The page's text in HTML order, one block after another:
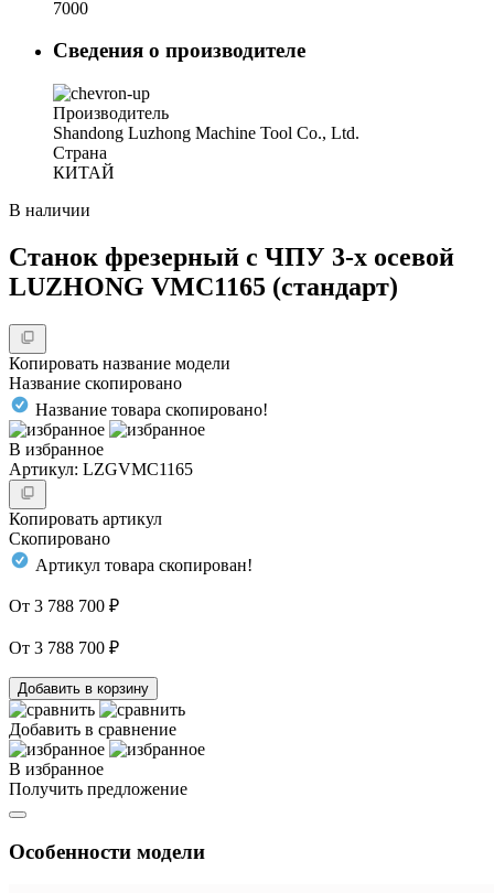
7000
Сведения о производителе
Производитель
Shandong Luzhong Machine Tool Co., Ltd.
Страна
КИТАЙ
В наличии
Станок фрезерный с ЧПУ 3-х осевой
LUZHONG VMC1165 (стандарт)
Копировать название модели
Название скопировано
Название товара скопировано!
В избранное
Артикул: LZGVMC1165
Копировать артикул
Скопировано
Артикул товара скопирован!
От 3 788 700 ₽
От 3 788 700 ₽
Добавить в корзину
Добавить в сравнение
В избранное
Получить предложение
Особенности модели